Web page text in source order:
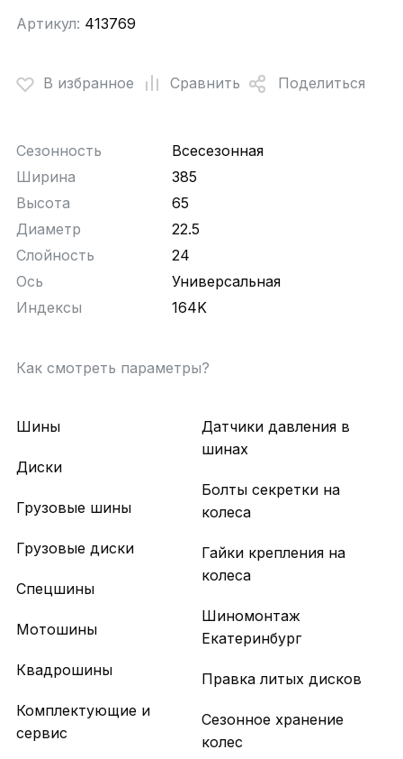
Артикул: 413769
В избранное Сравнить Поделиться
Сезонность
Всесезонная
Ширина
385
Высота
65
Диаметр
22.5
Слойность
24
Ось
Универсальная
Индексы
164K
Как смотреть параметры?
Шины
Диски
Грузовые шины
Грузовые диски
Спецшины
Мотошины
Квадрошины
Комплектующие и
сервис
Датчики давления в
шинах
Болты секретки на
колеса
Гайки крепления на
колеса
Шиномонтаж
Екатеринбург
Правка литых дисков
Сезонное хранение
колес